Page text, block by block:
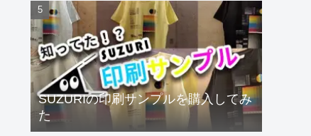
SUZURIの印刷サンプルを購入してみ
た